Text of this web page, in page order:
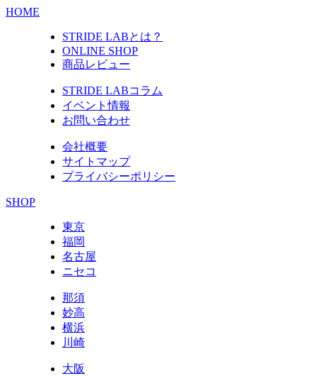
HOME
STRIDE LABとは？
ONLINE SHOP
商品レビュー
STRIDE LABコラム
イベント情報
お問い合わせ
会社概要
サイトマップ
プライバシーポリシー
SHOP
東京
福岡
名古屋
ニセコ
那須
妙高
横浜
川崎
大阪